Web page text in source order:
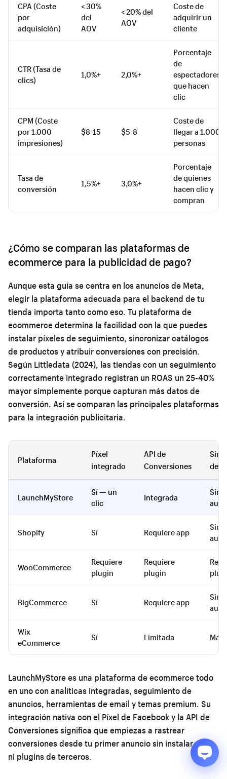
CPA (Coste
por
adquisición)
< 30%
del
AOV
< 20% del
AOV
Coste de
adquirir un
cliente
CTR (Tasa de
clics)
1,0%+ 2,0%+
Porcentaje
de
espectadores
que hacen
clic
CPM (Coste
por 1.000
impresiones)
$8-15 $5-8
Coste de
llegar a 1.000
personas
Tasa de
conversión
1,5%+ 3,0%+
Porcentaje
de quienes
hacen clic y
compran
¿Cómo se comparan las plataformas de
ecommerce para la publicidad de pago?
Aunque esta guía se centra en los anuncios de Meta,
elegir la plataforma adecuada para el backend de tu
tienda importa tanto como eso. Tu plataforma de
ecommerce determina la facilidad con la que puedes
instalar píxeles de seguimiento, sincronizar catálogos
de productos y atribuir conversiones con precisión.
Según Littledata (2024), las tiendas con un seguimiento
correctamente integrado registran un ROAS un 25-40%
mayor simplemente porque capturan más datos de
conversión. Así se comparan las principales plataformas
para la integración publicitaria.
Plataforma
Píxel
integrado
API de
Conversiones
de
LaunchMyStore
Sí — un
clic
Integrada
Shopify Sí Requiere app
WooCommerce
Requiere
plugin
Requiere
plugin
BigCommerce Sí Requiere app
Wix
eCommerce
Sí Limitada
LaunchMyStore es una plataforma de ecommerce todo
en uno con analíticas integradas, seguimiento de
anuncios, herramientas de email y temas premium. Su
integración nativa con el Píxel de Facebook y la API de
Conversiones significa que empiezas a rastrear
conversiones desde tu primer anuncio sin instalar apps
ni plugins de terceros.